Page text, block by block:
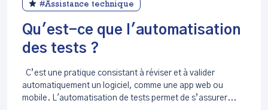
#Assistance technique
Qu'est-ce que l'automatisation
des tests ?
C’est une pratique consistant à réviser et à valider
automatiquement un logiciel, comme une app web ou
mobile. L'automatisation de tests permet de s’assurer...